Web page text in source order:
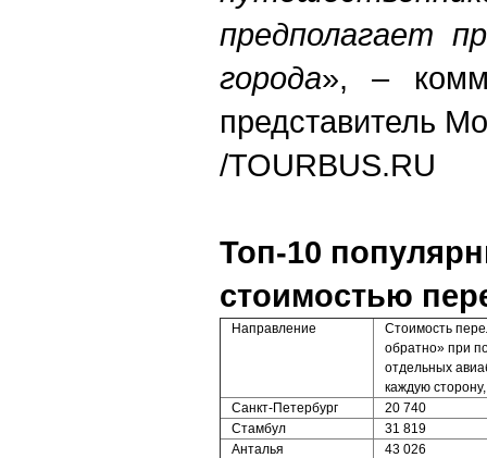
предполагает
города», –
представитель
/TOURBUS.RU
Топ-10
стоимостью
Направление
Стоимость
обратно» при
отдельных
каждую
Санкт-Петербург
20 740
Стамбул
31 819
Анталья
43 026